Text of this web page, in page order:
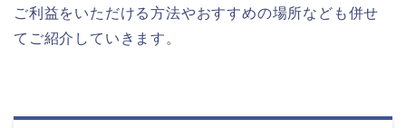
ご利益をいただける方法やおすすめの場所なども併せ
てご紹介していきます。